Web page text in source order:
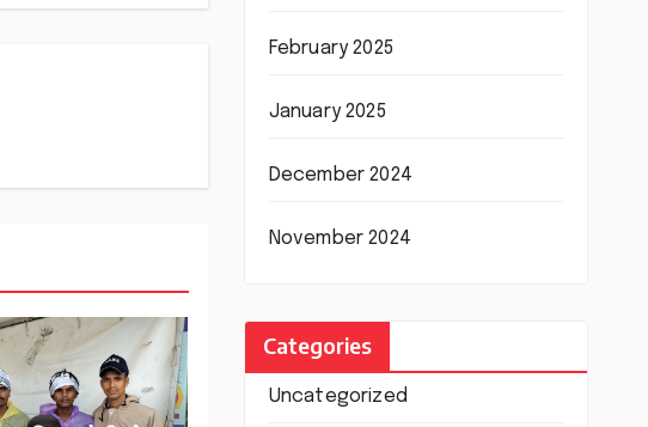
February 2025
January 2025
December 2024
November 2024
Categories
Uncategorized